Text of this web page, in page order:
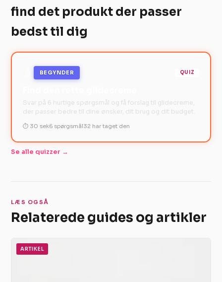
find det produkt der passer
bedst til dig
BEGYNDER QUIZ
Svar på 6 hurtige spørgsmål og få forslag til glidecreme,
der passer bedre til dine ønsker, dit brug og dit budget.
⏱ 30 sek6 spørgsmål32 har taget den
Se alle quizzer →
LÆS OGSÅ
Relaterede guides og artikler
ARTIKEL